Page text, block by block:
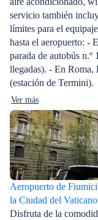
servicio también
límites para el
hasta el aeropuerto: -
parada de autobús
llegadas). - En Roma,
(estación de Termini).
Ver más
Aeropuerto de
la Ciudad del Vaticano
Disfruta de la